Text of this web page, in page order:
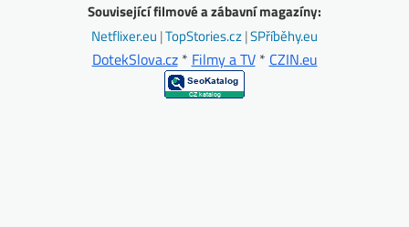
Související filmové a zábavní magazíny:
Netflixer.eu |TopStories.cz|SPříběhy.eu
DotekSlova.cz* Filmy a TV* CZIN.eu